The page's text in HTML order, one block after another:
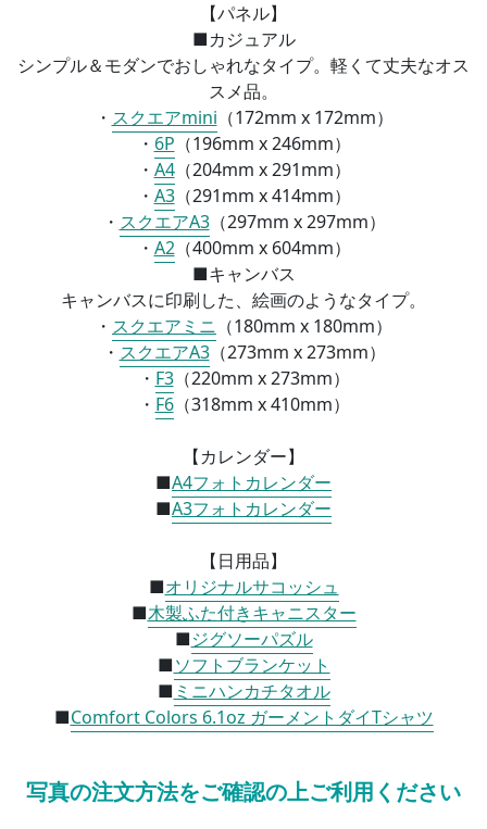
【パネル】
■カジュアル
シンプル＆モダンでおしゃれなタイプ。軽くて丈夫なオス
スメ品。
・ スクエアmini （172mm x 172mm）
・ 6P （196mm x 246mm）
・ A4（204mm x 291mm）
・ A3（291mm x 414mm）
・ スクエアA3（297mm x 297mm）
・ A2（400mm x 604mm）
■キャンバス
キャンバスに印刷した、絵画のようなタイプ。
・ スクエアミニ （180mm x 180mm）
・ スクエアA3（273mm x 273mm）
・ F3（220mm x 273mm）
・ F6（318mm x 410mm）
【カレンダー】
■A4フォトカレンダー
■A3フォトカレンダー
【日用品】
■オリジナルサコッシュ
■木製ふた付きキャニスター
■ジグソーパズル
■ソフトブランケット
■ ミニハンカチタオル
■Comfort Colors 6.1oz ガーメントダイTシャツ
写真の注文方法をご確認の上ご利用ください